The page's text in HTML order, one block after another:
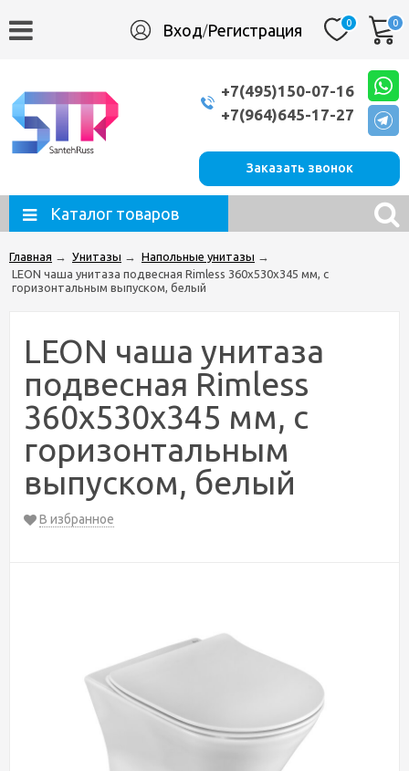
Вход/Регистрация 0 0
+7(495)150-07-16
+7(964)645-17-27
Заказать звонок
Каталог товаров
Главная → Унитазы → Напольные унитазы →
LEON чаша унитаза подвесная Rimless 360х530х345 мм, с
горизонтальным выпуском, белый
LEON чаша унитаза
подвесная Rimless
360х530х345 мм, с
горизонтальным
выпуском, белый
В избранное